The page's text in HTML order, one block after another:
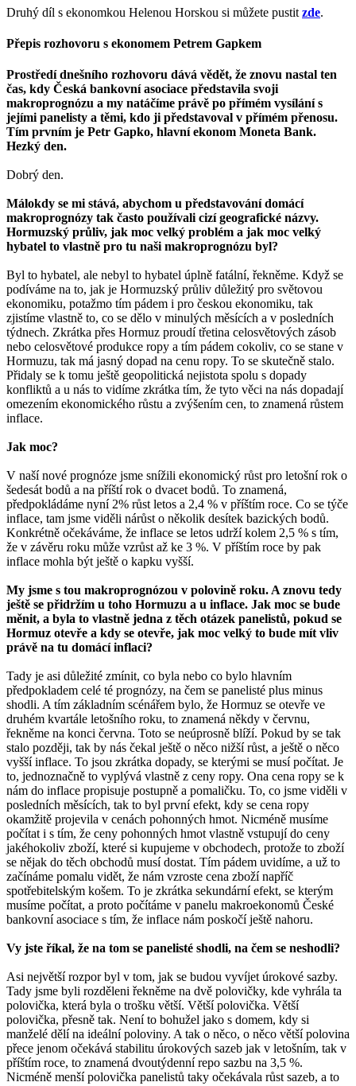
Druhý díl s ekonomkou Helenou Horskou si můžete pustit zde.
Přepis rozhovoru s ekonomem Petrem Gapkem
Prostředí dnešního rozhovoru dává vědět, že znovu nastal ten
čas, kdy Česká bankovní asociace představila svoji
makroprognózu a my natáčíme právě po přímém vysílání s
jejími panelisty a těmi, kdo ji představoval v přímém přenosu.
Tím prvním je Petr Gapko, hlavní ekonom Moneta Bank.
Hezký den.
Dobrý den.
Málokdy se mi stává, abychom u představování domácí
makroprognózy tak často používali cizí geografické názvy.
Hormuzský průliv, jak moc velký problém a jak moc velký
hybatel to vlastně pro tu naši makroprognózu byl?
Byl to hybatel, ale nebyl to hybatel úplně fatální, řekněme. Když se
podíváme na to, jak je Hormuzský průliv důležitý pro světovou
ekonomiku, potažmo tím pádem i pro českou ekonomiku, tak
zjistíme vlastně to, co se dělo v minulých měsících a v posledních
týdnech. Zkrátka přes Hormuz proudí třetina celosvětových zásob
nebo celosvětové produkce ropy a tím pádem cokoliv, co se stane v
Hormuzu, tak má jasný dopad na cenu ropy. To se skutečně stalo.
Přidaly se k tomu ještě geopolitická nejistota spolu s dopady
konfliktů a u nás to vidíme zkrátka tím, že tyto věci na nás dopadají
omezením ekonomického růstu a zvýšením cen, to znamená růstem
inflace.
Jak moc?
V naší nové prognóze jsme snížili ekonomický růst pro letošní rok o
šedesát bodů a na příští rok o dvacet bodů. To znamená,
předpokládáme nyní 2% růst letos a 2,4 % v příštím roce. Co se týče
inflace, tam jsme viděli nárůst o několik desítek bazických bodů.
Konkrétně očekáváme, že inflace se letos udrží kolem 2,5 % s tím,
že v závěru roku může vzrůst až ke 3 %. V příštím roce by pak
inflace mohla být ještě o kapku vyšší.
My jsme s tou makroprognózou v polovině roku. A znovu tedy
ještě se přidržím u toho Hormuzu a u inflace. Jak moc se bude
měnit, a byla to vlastně jedna z těch otázek panelistů, pokud se
Hormuz otevře a kdy se otevře, jak moc velký to bude mít vliv
právě na tu domácí inflaci?
Tady je asi důležité zmínit, co byla nebo co bylo hlavním
předpokladem celé té prognózy, na čem se panelisté plus minus
shodli. A tím základním scénářem bylo, že Hormuz se otevře ve
druhém kvartále letošního roku, to znamená někdy v červnu,
řekněme na konci června. Toto se neúprosně blíží. Pokud by se tak
stalo později, tak by nás čekal ještě o něco nižší růst, a ještě o něco
vyšší inflace. To jsou zkrátka dopady, se kterými se musí počítat. Je
to, jednoznačně to vyplývá vlastně z ceny ropy. Ona cena ropy se k
nám do inflace propisuje postupně a pomaličku. To, co jsme viděli v
posledních měsících, tak to byl první efekt, kdy se cena ropy
okamžitě projevila v cenách pohonných hmot. Nicméně musíme
počítat i s tím, že ceny pohonných hmot vlastně vstupují do ceny
jakéhokoliv zboží, které si kupujeme v obchodech, protože to zboží
se nějak do těch obchodů musí dostat. Tím pádem uvidíme, a už to
začínáme pomalu vidět, že nám vzroste cena zboží napříč
spotřebitelským košem. To je zkrátka sekundární efekt, se kterým
musíme počítat, a proto počítáme v panelu makroekonomů České
bankovní asociace s tím, že inflace nám poskočí ještě nahoru.
Vy jste říkal, že na tom se panelisté shodli, na čem se neshodli?
Asi největší rozpor byl v tom, jak se budou vyvíjet úrokové sazby.
Tady jsme byli rozděleni řekněme na dvě polovičky, kde vyhrála ta
polovička, která byla o trošku větší. Větší polovička. Větší
polovička, přesně tak. Není to bohužel jako s domem, kdy si
manželé dělí na ideální poloviny. A tak o něco, o něco větší polovina
přece jenom očekává stabilitu úrokových sazeb jak v letošním, tak v
příštím roce, to znamená dvoutýdenní repo sazbu na 3,5 %.
Nicméně menší polovička panelistů taky očekávala růst sazeb, a to